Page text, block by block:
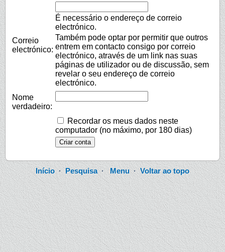
Correio
electrónico:
É necessário o endereço de correio
electrónico.
Também pode optar por permitir que outros
entrem em contacto consigo por correio
electrónico, através de um link nas suas
páginas de utilizador ou de discussão, sem
revelar o seu endereço de correio
electrónico.
Nome
verdadeiro:
Recordar os meus dados neste
computador (no máximo, por 180 dias)
Início·Pesquisa·Menu·Voltar ao topo